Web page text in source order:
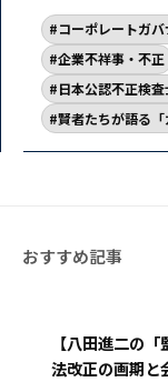
コーポレートガ
企業不祥事・不正
日本公認不正検査
賢者たちが語る「
【八田進二の
法改正の画期と